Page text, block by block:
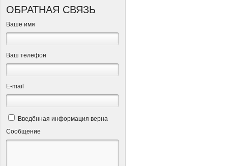
ОБРАТНАЯ СВЯЗЬ
Ваше имя
Ваш телефон
Е-mail
Введённая информация верна
Сообщение